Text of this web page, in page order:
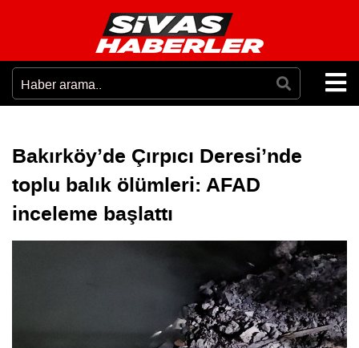
Bakırköy’de Çırpıcı Deresi’nde
toplu balık ölümleri: AFAD
inceleme başlattı